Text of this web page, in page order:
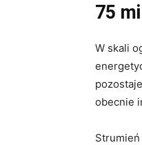
75
W skali
obecnie